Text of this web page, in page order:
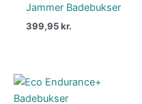
Jammer Badebukser
399,95kr.